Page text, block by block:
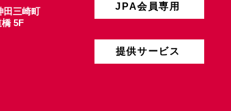
田三崎町
5F
JPA会員専用
提供サービス